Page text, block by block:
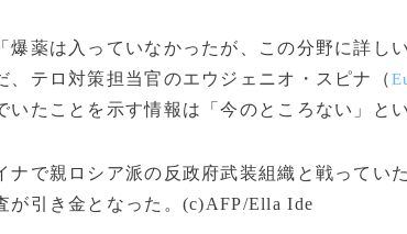
薬は入っていなかったが、この分野に詳し
、テロ対策担当官のエウジェニオ・スピナ（
たことを示す情報は「今のところない」とい
で親ロシア派の反政府武装組織と戦ってい
が引き金となった。(c)AFP/Ella Ide